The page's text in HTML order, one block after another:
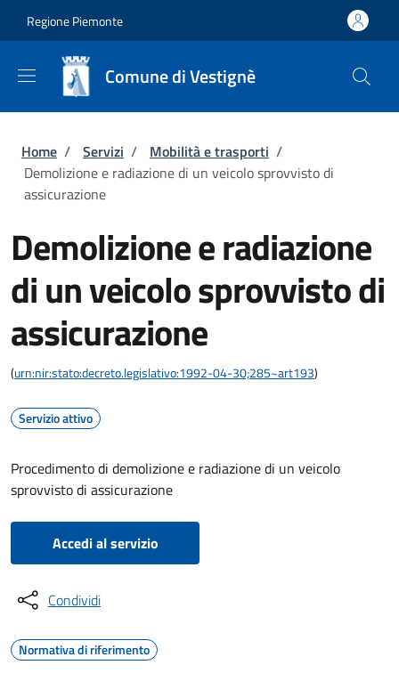
Regione Piemonte
Comune di Vestignè
Briciole di pane
Home / Servizi / Mobilità e trasporti /
Demolizione e radiazione di un veicolo sprovvisto di
assicurazione
Demolizione e radiazione
di un veicolo sprovvisto di
assicurazione
(urn:nir:stato:decreto.legislativo:1992-04-30;285~art193)
Servizio attivo
Procedimento di demolizione e radiazione di un veicolo
sprovvisto di assicurazione
Accedi al servizio
Condividi
Normativa di riferimento